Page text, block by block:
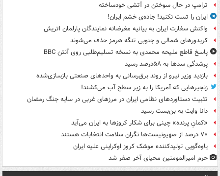
ترامپ در حال سوختن در آتشی خودساخته
ایران را تست نکنید! جاده‌ی خشم ایران!
واکنش سفارت ایران به بیانیه مغرضانه نمایندگان پارلمان اتریش
کریدورهای شمالی و جنوبی تنگه هرمز حذف می‌شوند
پاسخ قاطع ملیحه محمدی به نسخه تسلیم‌طلبی روی آنتن BBC
پرشدگی سدها به ۵۸درصد رسید
بازدید وزیر نیرو از روند برق‌رسانی به واحدهای صنعتی بازسازی‌شده
زنجیرهایی که آمریکا را به زیر سطح آب می‌کشند!
تثبیت دستاوردهای نظامی ایران در مرزهای غربی در سایه جنگ رمضان
دانا وایت به بن‌بست رسید
«کمانِ پرنده» چینی برای شکار کروزها به ایران می‌آید
۷۰ درصد از صهیونیست‌ها نگران سلامت انتخابات هستند
یاوه‌گویی تولیدکننده موشک کروز اوکراینی علیه ایران
حرم امیرالمومنین محیای آخر صفر شد